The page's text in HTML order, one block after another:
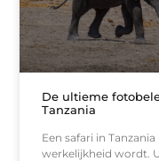
De ultieme
Tanzania
Een safari in
werkelijkheid wordt.